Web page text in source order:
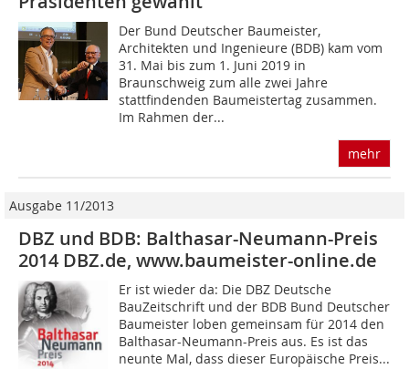
Der Bund Deutscher Baumeister,
Architekten und Ingenieure (BDB) kam vom
31. Mai bis zum 1. Juni 2019 in
Braunschweig zum alle zwei Jahre
stattfindenden Baumeistertag zusammen.
Im Rahmen der...
mehr
Ausgabe 11/2013
DBZ und BDB: Balthasar-Neumann-Preis
2014 DBZ.de, www.baumeister-online.de
Er ist wieder da: Die DBZ Deutsche
BauZeitschrift und der BDB Bund Deutscher
Baumeister loben gemeinsam für 2014 den
Balthasar-Neumann-Preis aus. Es ist das
neunte Mal, dass dieser Europäische Preis...